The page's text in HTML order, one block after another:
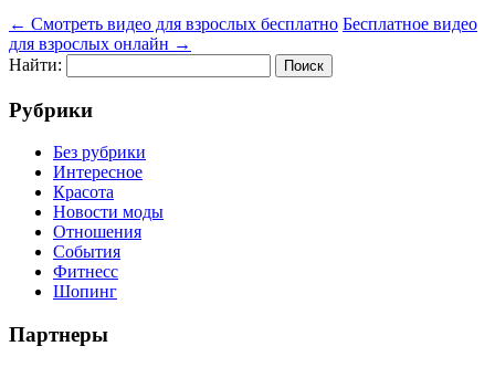
← Смотреть видео для взрослых бесплатно Бесплатное видео
для взрослых онлайн →
Найти:
Рубрики
Без рубрики
Интересное
Красота
Новости моды
Отношения
События
Фитнесс
Шопинг
Партнеры